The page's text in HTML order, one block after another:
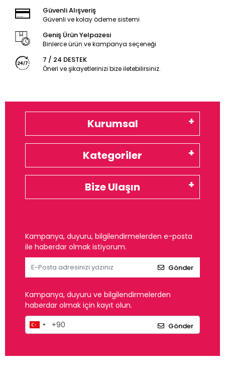
Güvenli Alışveriş
Güvenli ve kolay ödeme sistemi
Geniş Ürün Yelpazesi
Binlerce ürün ve kampanya seçeneği
7 / 24 DESTEK
Öneri ve şikayetlerinizi bize iletebilirsiniz.
Kurumsal
Kategoriler
Bize Ulaşın
Kampanya, duyuru, bilgilendirmelerden e-posta
ile haberdar olmak istiyorum.
Gönder
Kampanya, duyuru ve bilgilendirmelerden
haberdar olmak için kayıt olun.
Gönder